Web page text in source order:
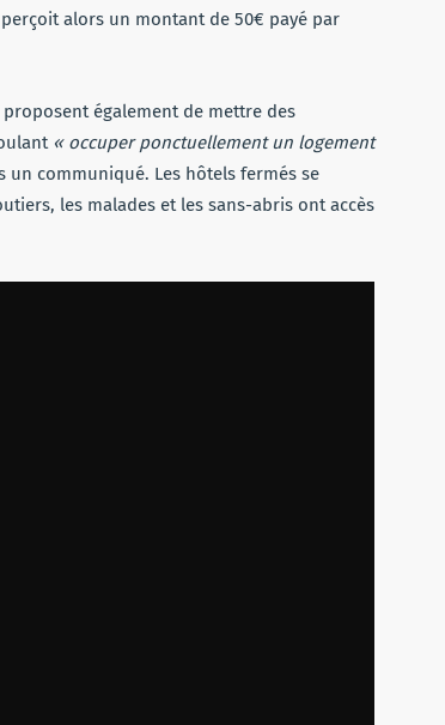
alors un montant de 50€ payé par
également de mettre des
« occuper ponctuellement un logement
communiqué. Les hôtels fermés se
les malades et les sans-abris ont accès